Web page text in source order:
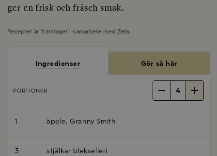
ger en frisk och fräsch smak.
Receptet är framtaget i samarbete med Zeta.
Ingredienser Gör så här
PORTIONER 4
1 äpple, Granny Smith
3 stjälkar blekselleri